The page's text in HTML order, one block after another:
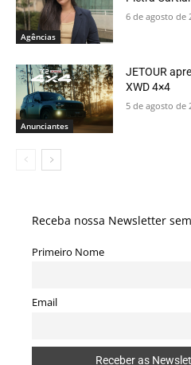
Agências
6 de agosto de
Anunciantes
JETOUR
XWD 4×4
5 de agosto de
Receba nossa Newsletter
Primeiro Nome
Email